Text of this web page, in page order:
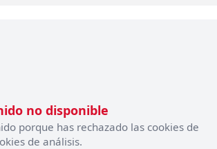
no disponible
porque has rechazado las cookies de
de análisis.